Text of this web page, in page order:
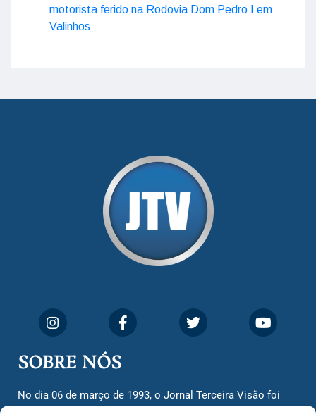
motorista ferido na Rodovia Dom Pedro I em
Valinhos
SOBRE NÓS
No dia 06 de março de 1993, o Jornal Terceira Visão foi